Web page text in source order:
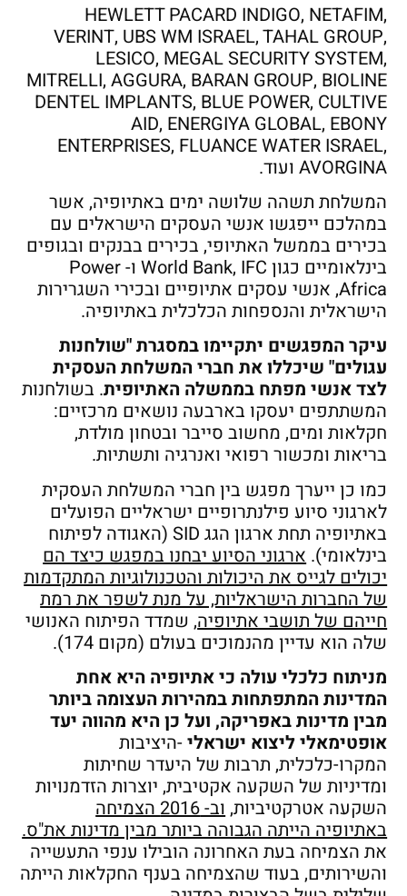
HEWLETT PACARD INDIGO, NETAFIM,
VERINT, UBS WM ISRAEL, TAHAL GROUP,
LESICO, MEGAL SECURITY SYSTEM,
MITRELLI, AGGURA, BARAN GROUP, BIOLINE
DENTEL IMPLANTS, BLUE POWER, CULTIVE
AID, ENERGIYA GLOBAL, EBONY
ENTERPRISES, FLUANCE WATER ISRAEL,
AVORGINA ועוד.
המשלחת תשהה שלושה ימים באתיופיה, אשר
במהלכם ייפגשו אנשי העסקים הישראלים עם
בכירים בממשל האתיופי, בכירים בבנקים ובגופים
בינלאומיים כגון World Bank, IFC ו- Power
Africa, אנשי עסקים אתיופיים ובכירי השגרירות
הישראלית והנספחות הכלכלית באתיופיה.
עיקר המפגשים יתקיימו במסגרת "שולחנות
עגולים" שיכללו את חברי המשלחת העסקית
לצד אנשי מפתח בממשלה האתיופית. בשולחנות
המשתתפים יעסקו בארבעה נושאים מרכזיים:
חקלאות ומים, מחשוב סייבר ובטחון מולדת,
בריאות ומכשור רפואי ואנרגיה ותשתיות.
כמו כן ייערך מפגש בין חברי המשלחת העסקית
לארגוני סיוע פילנתרופיים ישראליים הפועלים
באתיופיה תחת ארגון הגג SID (האגודה לפיתוח
בינלאומי). ארגוני הסיוע יבחנו במפגש כיצד הם
יכולים לגייס את היכולות והטכנולוגיות המתקדמות
של החברות הישראליות, על מנת לשפר את רמת
חייהם של תושבי אתיופיה, שמדד הפיתוח האנושי
שלה הוא עדיין מהנמוכים בעולם (מקום 174).
מניתוח כלכלי עולה כי אתיופיה היא אחת
המדינות המתפתחות במהירות העצומה ביותר
מבין מדינות באפריקה, ועל כן היא מהווה יעד
אופטימאלי ליצוא ישראלי-היציבות
המקרו-כלכלית, תרבות של היעדר שחיתות
ומדיניות של השקעה אקטיבית, יוצרות הזדמנויות
השקעה אטרקטיביות,
וב- 2016 הצמיחה
באתיופיה הייתה הגבוהה ביותר מבין מדינות את"ס.
את הצמיחה בעת האחרונה הובילו ענפי התעשייה
והשירותים, בעוד שהצמיחה בענף החקלאות הייתה